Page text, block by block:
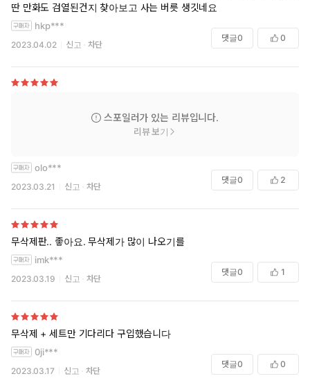
딴 만화도 검열된건지 찾아보고 사는 버릇 생깃네요
hkp***
2023.04.02 신고 차단
댓글0 0
스포일러가 있는 리뷰입니다.
리뷰 보기
olo***
2023.03.21 신고 차단
댓글0 2
무삭제판.. 좋아요. 무삭제가 많이 나오기를
imk***
2023.03.19 신고 차단
댓글0 1
무삭제 + 세트만 기다리다 구입했습니다
0ji***
2023.03.17 신고 차단
댓글0 0